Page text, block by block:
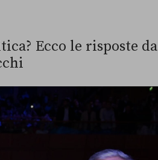
Ecco le risposte da